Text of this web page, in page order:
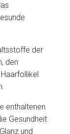
der
den
enthaltenen
Gesundheit
und